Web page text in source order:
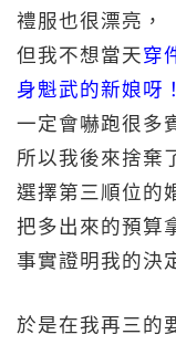
禮服也很漂亮，
但我不想當天穿
身魁武的新娘呀！
一定會嚇跑很多
所以我後來捨棄
選擇第三順位的
把多出來的預算
事實證明我的決
於是在我再三的